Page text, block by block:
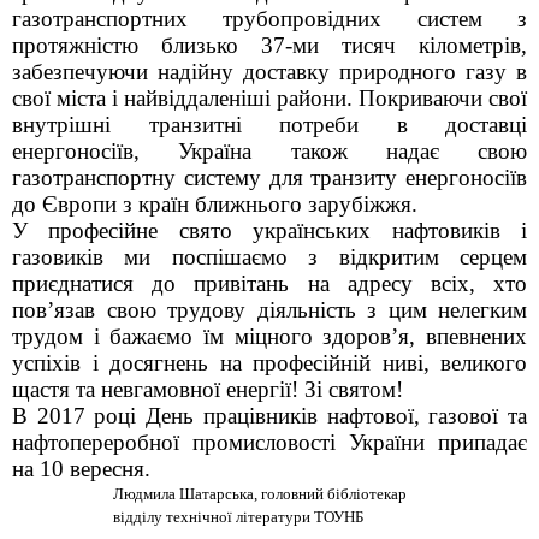
газотранспортних трубопровідних систем з
протяжністю близько 37-ми тисяч кілометрів,
забезпечуючи надійну доставку природного газу в
свої міста і найвіддаленіші райони. Покриваючи свої
внутрішні транзитні потреби в доставці
енергоносіїв, Україна також надає свою
газотранспортну систему для транзиту енергоносіїв
до Європи з країн ближнього зарубіжжя.
У професійне свято українських нафтовиків і
газовиків ми поспішаємо з відкритим серцем
приєднатися до привітань на адресу всіх, хто
пов’язав свою трудову діяльність з цим нелегким
трудом і бажаємо їм міцного здоров’я, впевнених
успіхів і досягнень на професійній ниві, великого
щастя та невгамовної енергії! Зі святом!
В 2017 році День працівників нафтової, газової та
нафтопереробної промисловості України припадає
на 10 вересня.
Людмила Шатарська, головний бібліотекар
відділу технічної літератури ТОУНБ